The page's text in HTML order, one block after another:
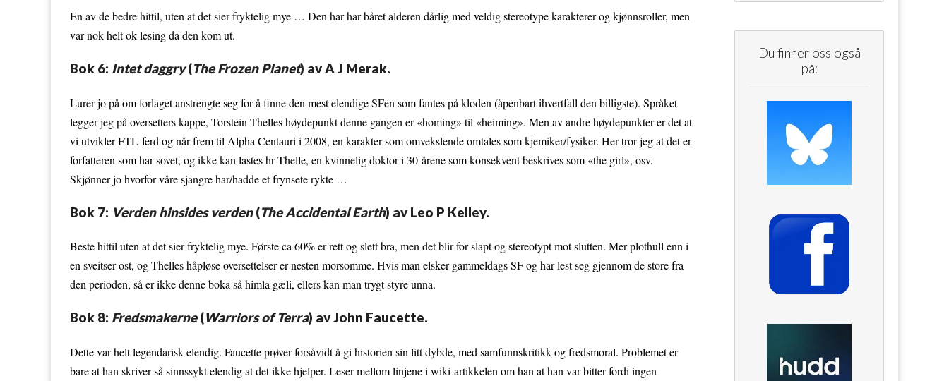
En av de bedre hittil, uten at det sier fryktelig mye … Den har har båret alderen dårlig med veldig stereotype karakterer og kjønnsroller, men
var nok helt ok lesing da den kom ut.
Bok 6: Intet daggry(The Frozen Planet) av A J Merak.
Lurer jo på om forlaget anstrengte seg for å finne den mest elendige SFen som fantes på kloden (åpenbart ihvertfall den billigste). Språket
legger jeg på oversetters kappe, Torstein Thelles høydepunkt denne gangen er «homing» til «heiming». Men av andre høydepunkter er det at
vi utvikler FTL-ferd og når frem til Alpha Centauri i 2008, en karakter som omvekslende omtales som kjemiker/fysiker. Her tror jeg at det er
forfatteren som har sovet, og ikke kan lastes hr Thelle, en kvinnelig doktor i 30-årene som konsekvent beskrives som «the girl», osv.
Skjønner jo hvorfor våre sjangre har/hadde et frynsete rykte …
Bok 7: Verden hinsides verden(The Accidental Earth) av Leo P Kelley.
Beste hittil uten at det sier fryktelig mye. Første ca 60% er rett og slett bra, men det blir for slapt og stereotypt mot slutten. Mer plothull enn i
en sveitser ost, og Thelles håpløse oversettelser er nesten morsomme. Hvis man elsker gammeldags SF og har lest seg gjennom de store fra
den perioden, så er ikke denne boka så himla gæli, ellers kan man trygt styre unna.
Bok 8: Fredsmakerne(Warriors of Terra) av John Faucette.
Dette var helt legendarisk elendig. Faucette prøver forsåvidt å gi historien sin litt dybde, med samfunnskritikk og fredsmoral. Problemet er
bare at han skriver så sinnssykt elendig at det ikke hjelper. Leser mellom linjene i wiki-artikkelen om han at han var bitter fordi ingen
Du finner oss også
på: